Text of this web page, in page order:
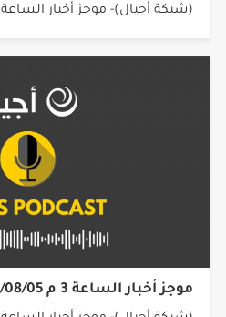
(شبكة أجيال)- موجز أخبار الساعة 4م 2026/08/05
موجز أخبار الساعة 3 م 2026/08/05